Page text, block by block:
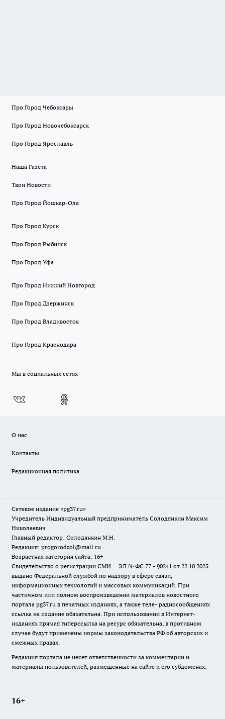
Про Город Чебоксары
Про Город Новочебоксарск
Про Город Ярославль
Наша Газета
Твои Новости
Про Город Йошкар-Ола
Про Город Курск
Про Город Рыбинск
Про Город Уфа
Про Город Нижний Новгород
Про Город Дзержинск
Про Город Владивосток
Про Город Краснодара
Мы в социальных сетях
О нас
Контакты
Редакционная политика
Сетевое издание «pg37.ru»
Учредитель Индивидуальный предприниматель Солодянкин Максим
Николаевич
Главный редактор: Солодянкин М.Н.
Редакция: progorodsol@mail.ru
Возрастная категория сайта: 16+
Свидетельство о регистрации СМИ ЭЛ № ФС 77 - 90241 от 22.10.2025.
выдано Федеральной службой по надзору в сфере связи,
информационных технологий и массовых коммуникаций. При
частичном или полном воспроизведении материалов новостного
портала pg37.ru в печатных изданиях, а также теле- радиосообщениях
ссылка на издание обязательна. При использовании в Интернет-
изданиях прямая гиперссылка на ресурс обязательна, в противном
случае будут применены нормы законодательства РФ об авторских и
смежных правах.
Редакция портала не несет ответственности за комментарии и
материалы пользователей, размещенные на сайте и его субдоменах.
16+